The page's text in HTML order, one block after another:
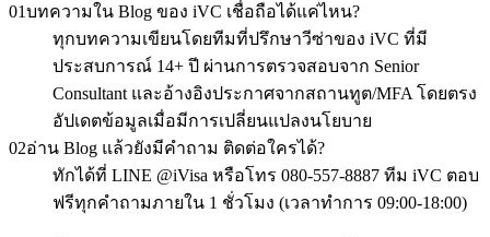
01บทความใน Blog ของ iVC เชื่อถือได้แค่ไหน?
ทุกบทความเขียนโดยทีมที่ปรึกษาวีซ่าของ iVC ที่มี
ประสบการณ์ 14+ ปี ผ่านการตรวจสอบจาก Senior
Consultant และอ้างอิงประกาศจากสถานทูต/MFA โดยตรง
อัปเดตข้อมูลเมื่อมีการเปลี่ยนแปลงนโยบาย
02อ่าน Blog แล้วยังมีคำถาม ติดต่อใครได้?
ทักได้ที่ LINE @iVisa หรือโทร 080-557-8887 ทีม iVC ตอบ
ฟรีทุกคำถามภายใน 1 ชั่วโมง (เวลาทำการ 09:00-18:00)